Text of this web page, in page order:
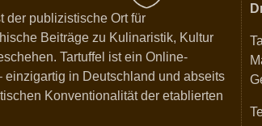
der publizistische Ort für
Beiträge zu Kulinaristik, Kultur
Tartuffel ist ein Online-
einzigartig in Deutschland und abseits
Konventionalität der etablierten